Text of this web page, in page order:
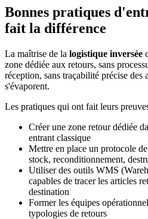
Bonnes pratiques
fait la différence
La maîtrise de la logistique inversée
zone dédiée aux retours, sans
réception, sans traçabilité précise des
s'évaporent.
Les pratiques qui ont fait leurs
Créer une zone retour dédiée
entrant classique
Mettre en place un protocole
stock, reconditionnement,
Utiliser des outils WMS
capables de tracer les articles
destination
Former les équipes
typologies de retours